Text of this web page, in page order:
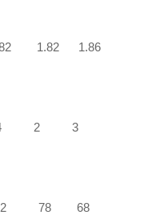
1.82 1.86
4 2 3
72 78 68